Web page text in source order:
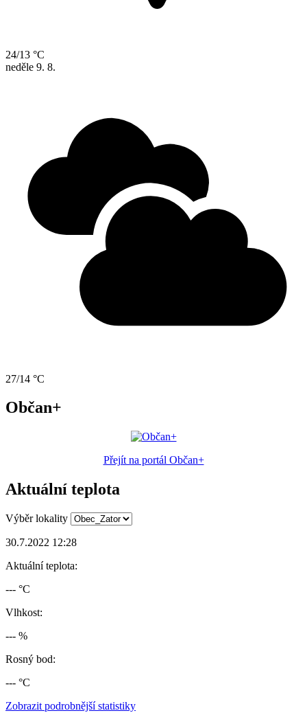
24/13 °C
neděle 9. 8.
27/14 °C
Občan+
Přejít na portál Občan+
Aktuální teplota
Výběr lokality
30.7.2022 12:28
Aktuální teplota:
--- °C
Vlhkost:
--- %
Rosný bod:
--- °C
Zobrazit podrobnější statistiky